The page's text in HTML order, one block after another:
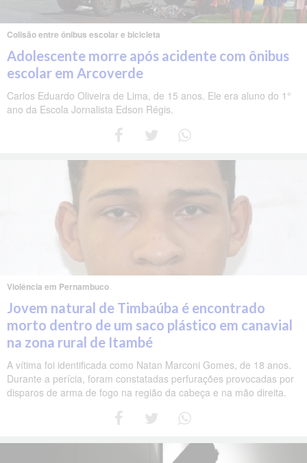
Colisão entre ônibus escolar e bicicleta
Adolescente morre após acidente com ônibus
escolar em Arcoverde
Carlos Eduardo Oliveira de Lima, de 15 anos. Ele era aluno do 1°
ano da Escola Jornalista Edson Régis.
Violência em Pernambuco
Jovem natural de Timbaúba é encontrado
morto dentro de um saco plástico em canavial
na zona rural de Itambé
A vítima foi identificada como Natan Marconi Gomes, de 18 anos.
Durante a perícia, foram constatadas perfurações provocadas por
disparos de arma de fogo na região da cabeça e na mão direita.